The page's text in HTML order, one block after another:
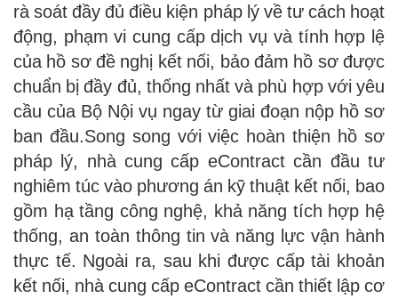
rà soát đầy đủ điều kiện pháp lý về tư cách hoạt
động, phạm vi cung cấp dịch vụ và tính hợp lệ
của hồ sơ đề nghị kết nối, bảo đảm hồ sơ được
chuẩn bị đầy đủ, thống nhất và phù hợp với yêu
cầu của Bộ Nội vụ ngay từ giai đoạn nộp hồ sơ
ban đầu.Song song với việc hoàn thiện hồ sơ
pháp lý, nhà cung cấp eContract cần đầu tư
nghiêm túc vào phương án kỹ thuật kết nối, bao
gồm hạ tầng công nghệ, khả năng tích hợp hệ
thống, an toàn thông tin và năng lực vận hành
thực tế. Ngoài ra, sau khi được cấp tài khoản
kết nối, nhà cung cấp eContract cần thiết lập cơ